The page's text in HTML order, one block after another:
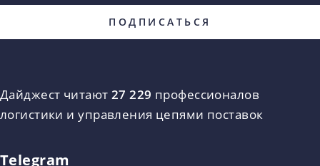
Дайджест читают 27 229 профессионалов
логистики и управления цепями поставок
Telegram